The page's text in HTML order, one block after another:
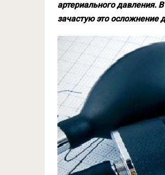
артериального давления.
зачастую это осложнение